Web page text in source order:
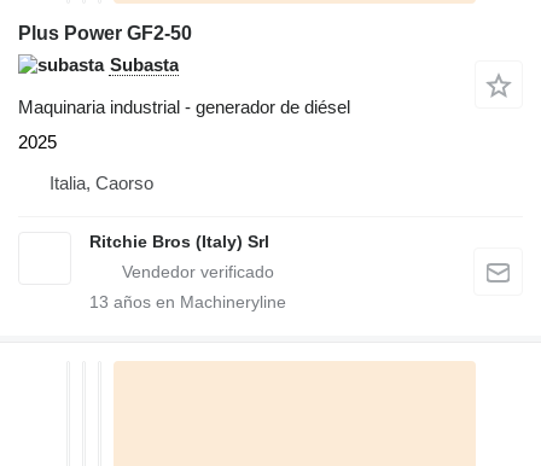
Plus Power GF2-50
Subasta
Maquinaria industrial - generador de diésel
2025
Italia, Caorso
Ritchie Bros (Italy) Srl
13 años en Machineryline